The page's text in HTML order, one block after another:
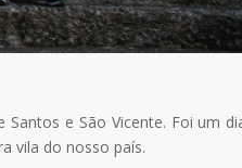
e São Vicente. Foi um
vila do nosso país.